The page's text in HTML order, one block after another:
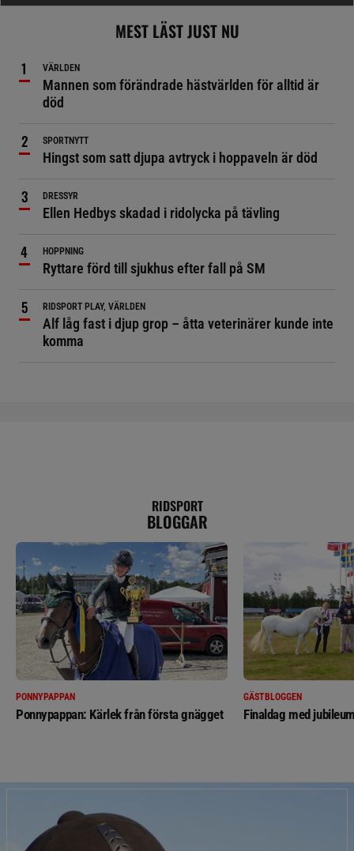
MEST LÄST JUST NU
VÄRLDEN
Mannen som förändrade hästvärlden för alltid är
död
SPORTNYTT
Hingst som satt djupa avtryck i hoppaveln är död
DRESSYR
Ellen Hedbys skadad i ridolycka på tävling
HOPPNING
Ryttare förd till sjukhus efter fall på SM
RIDSPORT PLAY, VÄRLDEN
Alf låg fast i djup grop – åtta veterinärer kunde inte
komma
RIDSPORT
BLOGGAR
PONNYPAPPAN
Ponnypappan: Kärlek från första gnägget
GÄSTBLOGGEN
Finaldag med